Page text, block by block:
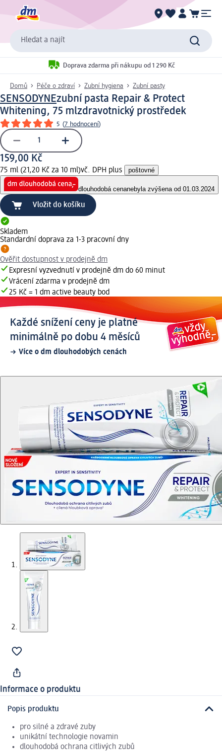
Hledat a najít
Doprava zdarma při nákupu od 1 290 Kč
Domů Péče o zdraví Zubní hygiena Zubní pasty
SENSODYNEzubní pasta Repair & Protect
Whitening, 75 mlzdravotnický prostředek
5 (7 hodnocení)
159,00 Kč
75 ml (21,20 Kč za 10 ml)vč. DPH plus poštovné
dlouhodobá cenanebyla zvýšena od 01.03.2024
Vložit do košíku
Skladem
Standardní doprava za 1-3 pracovní dny
Ověřit dostupnost v prodejně dm
Expresní vyzvednutí v prodejně dm do 60 minut
Vrácení zdarma v prodejně dm
25 Kč = 1 dm active beauty bod
Každé snížení ceny je platné
minimálně po dobu 4 měsíců
Více o dm dlouhodobých cenách
Informace o produktu
Popis produktu
pro silné a zdravé zuby
unikátní technologie novamin
dlouhodobá ochrana citlivých zubů